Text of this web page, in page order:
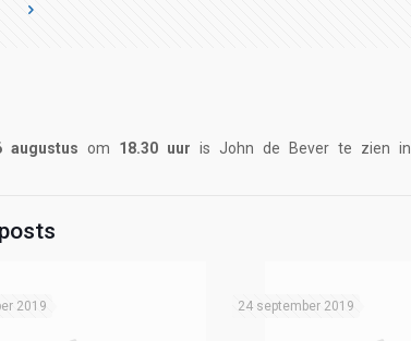
augustus om 18.30 uur is John de Bever te zien in
2019 24 september 2019